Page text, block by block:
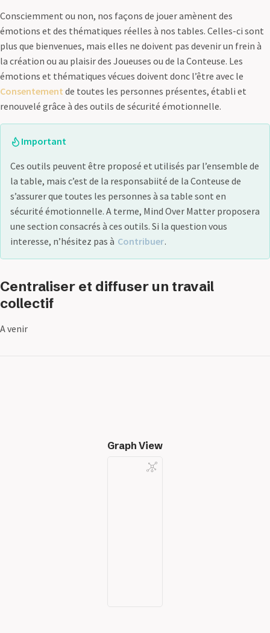
Consciemment ou non, nos façons de jouer amènent des
émotions et des thématiques réelles à nos tables. Celles-ci sont
plus que bienvenues, mais elles ne doivent pas devenir un frein à
la création ou au plaisir des Joueuses ou de la Conteuse. Les
émotions et thématiques vécues doivent donc l’être avec le
Consentement de toutes les personnes présentes, établi et
renouvelé grâce à des outils de sécurité émotionnelle.
Important
Ces outils peuvent être proposé et utilisés par l’ensemble de
la table, mais c’est de la responsabiité de la Conteuse de
s’assurer que toutes les personnes à sa table sont en
sécurité émotionnelle. A terme, Mind Over Matter proposera
une section consacrés à ces outils. Si la question vous
interesse, n’hésitez pas à Contribuer.
Centraliser et diffuser un travail
collectif
A venir
Graph View